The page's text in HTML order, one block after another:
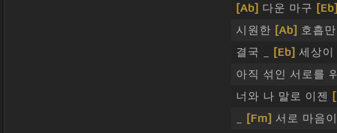
[Ab] 다운 마구 [Eb]
시원한 [Ab] 호흡
결국 _
[Eb] 세상이
아직 섞인 서로를
너와 나 말로 이젠
[Fm] 서로 마음이